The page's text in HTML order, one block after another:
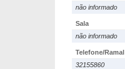
não informado
Sala
não informado
Telefone/Ramal
32155860